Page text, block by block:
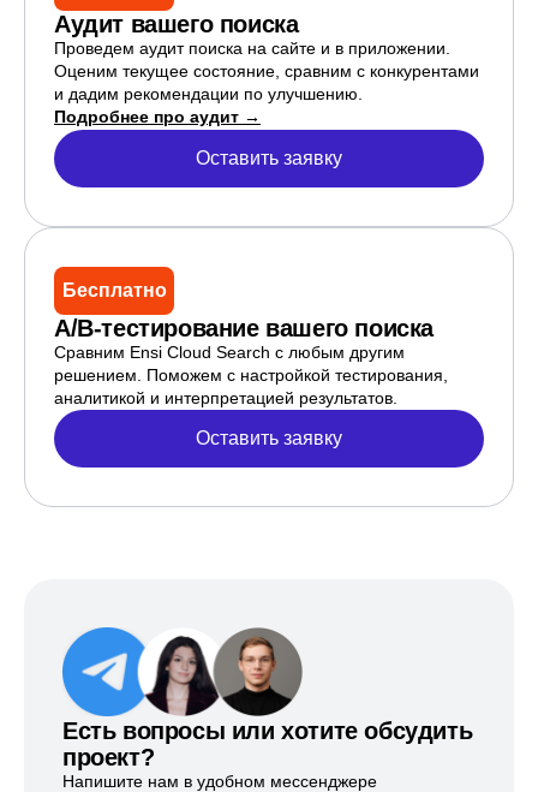
Аудит вашего поиска
Проведем аудит поиска на сайте и в приложении.
Оценим текущее состояние, сравним с конкурентами
и дадим рекомендации по улучшению.
Подробнее про аудит →
Оставить заявку
Бесплатно
A/B-тестирование вашего поиска
Сравним Ensi Cloud Search с любым другим
решением. Поможем с настройкой тестирования,
аналитикой и интерпретацией результатов.
Оставить заявку
Есть вопросы или хотите обсудить
проект?
Напишите нам в удобном мессенджере